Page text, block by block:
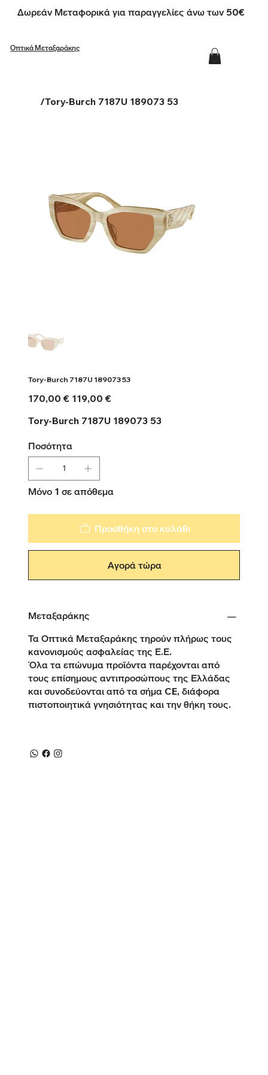
Δωρεάν Μεταφορικά για παραγγελίες άνω των 50€
Οπτικά Μεταξαράκης
/Tory-Burch 7187U 189073 53
Tory-Burch 7187U 189073 53
Αρχική
τιμή
170,00 €
Τιμή
έκπτωσης
119,00 €
Tory-Burch 7187U 189073 53
Ποσότητα
Μόνο 1 σε απόθεμα
Προσθήκη στο καλάθι
Αγορά τώρα
Μεταξαράκης
Τα Οπτικά Μεταξαράκης τηρούν πλήρως τους
κανονισμούς ασφαλείας της Ε.Ε.
Όλα τα επώνυμα προϊόντα παρέχονται από
τους επίσημους αντιπροσώπους της Ελλάδας
και συνοδεύονται από τα σήμα CE, διάφορα
πιστοποιητικά γνησιότητας και την θήκη τους.